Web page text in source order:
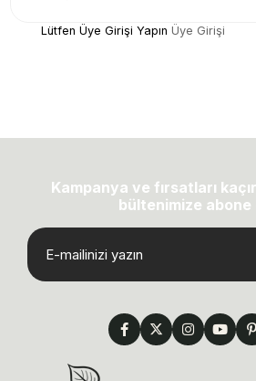
Lütfen Üye Girişi Yapın Üye Girişi
Kampanya ve fırsatları
bültenimize abone